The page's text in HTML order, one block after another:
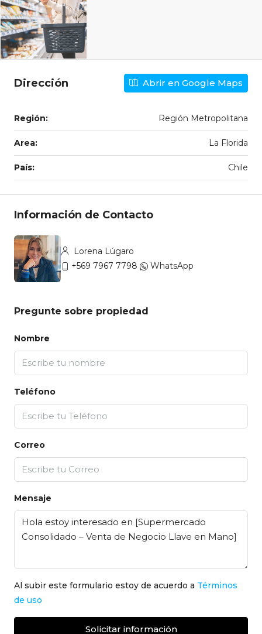
Dirección Abrir en Google Maps
Región: Región Metropolitana
Area: La Florida
País: Chile
Información de Contacto
Lorena Lúgaro
+569 7967 7798
WhatsApp
Pregunte sobre propiedad
Nombre
Teléfono
Correo
Mensaje
Al subir este formulario estoy de acuerdo a Términos
de uso
Solicitar información